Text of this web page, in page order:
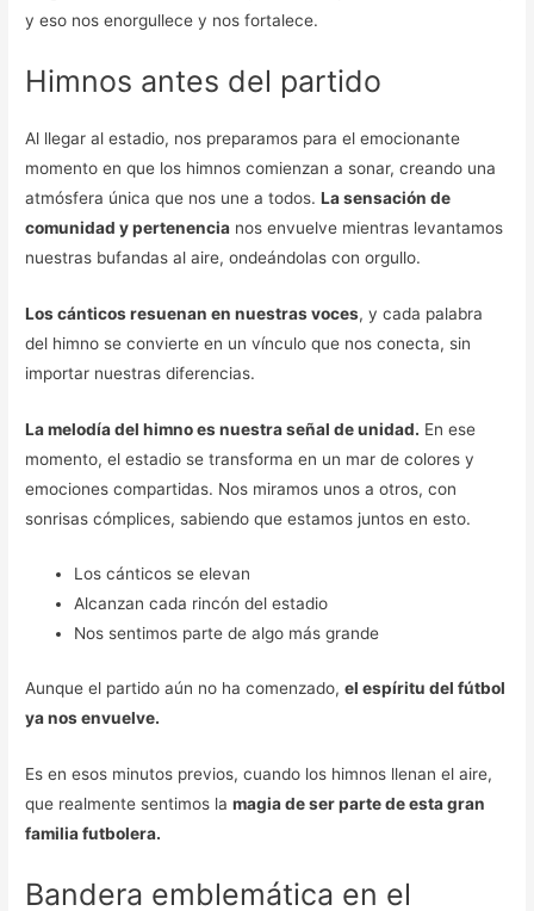
y eso nos enorgullece y nos fortalece.
Himnos antes del partido
Al llegar al estadio, nos preparamos para el emocionante
momento en que los himnos comienzan a sonar, creando una
atmósfera única que nos une a todos.La sensación de
comunidad y pertenencia nos envuelve mientras levantamos
nuestras bufandas al aire, ondeándolas con orgullo.
Los cánticos resuenan en nuestras voces, y cada palabra
del himno se convierte en un vínculo que nos conecta, sin
importar nuestras diferencias.
La melodía del himno es nuestra señal de unidad. En ese
momento, el estadio se transforma en un mar de colores y
emociones compartidas. Nos miramos unos a otros, con
sonrisas cómplices, sabiendo que estamos juntos en esto.
Los cánticos se elevan
Alcanzan cada rincón del estadio
Nos sentimos parte de algo más grande
Aunque el partido aún no ha comenzado,el espíritu del fútbol
ya nos envuelve.
Es en esos minutos previos, cuando los himnos llenan el aire,
que realmente sentimos lamagia de ser parte de esta gran
familia futbolera.
Bandera emblemática en el